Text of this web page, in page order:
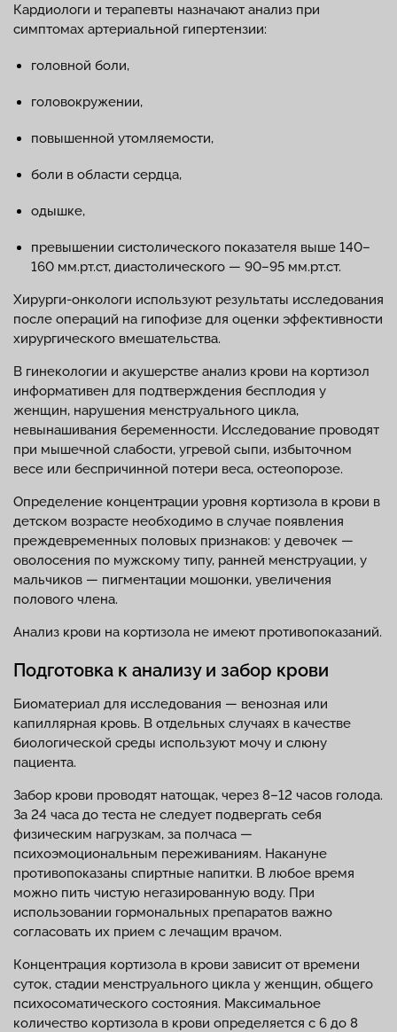
Кардиологи и терапевты назначают анализ при
симптомах артериальной гипертензии:
головной боли,
головокружении,
повышенной утомляемости,
боли в области сердца,
одышке,
превышении систолического показателя выше 140–
160 мм.рт.ст, диастолического — 90–95 мм.рт.ст.
Хирурги-онкологи используют результаты исследования
после операций на гипофизе для оценки эффективности
хирургического вмешательства.
В гинекологии и акушерстве анализ крови на кортизол
информативен для подтверждения бесплодия у
женщин, нарушения менструального цикла,
невынашивания беременности. Исследование проводят
при мышечной слабости, угревой сыпи, избыточном
весе или беспричинной потери веса, остеопорозе.
Определение концентрации уровня кортизола в крови в
детском возрасте необходимо в случае появления
преждевременных половых признаков: у девочек —
оволосения по мужскому типу, ранней менструации, у
мальчиков — пигментации мошонки, увеличения
полового члена.
Анализ крови на кортизола не имеют противопоказаний.
Подготовка к анализу и забор крови
Биоматериал для исследования — венозная или
капиллярная кровь. В отдельных случаях в качестве
биологической среды используют мочу и слюну
пациента.
Забор крови проводят натощак, через 8–12 часов голода.
За 24 часа до теста не следует подвергать себя
физическим нагрузкам, за полчаса —
психоэмоциональным переживаниям. Накануне
противопоказаны спиртные напитки. В любое время
можно пить чистую негазированную воду. При
использовании гормональных препаратов важно
согласовать их прием с лечащим врачом.
Концентрация кортизола в крови зависит от времени
суток, стадии менструального цикла у женщин, общего
психосоматического состояния. Максимальное
количество кортизола в крови определяется с 6 до 8